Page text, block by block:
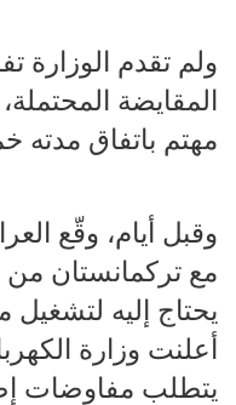
ولم تقدم الوزارة
المقايضة
مهتم باتفاق
وقبل أيام، وقّع
مع تركمانستان من
يحتاج إليه لتشغيل
أعلنت وزارة
يتطلب مفاوضات